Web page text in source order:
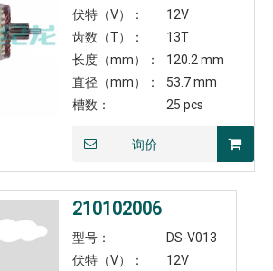
伏特（V）：
12V
齿数（T）：
13T
长度（mm）：
120.2 mm
直径（mm）：
53.7 mm
槽数：
25 pcs
询价
210102006
型号：
DS-V013
伏特（V）：
12V